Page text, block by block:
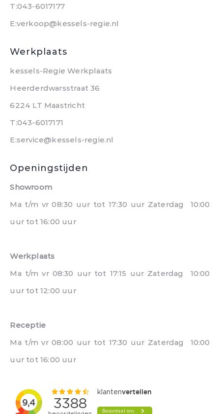
T:043-6017177
E:verkoop@kessels-regie.nl
Werkplaats
kessels-Regie Werkplaats
Heerderdwarsstraat 36
6224 LT Maastricht
T:043-6017171
E:service@kessels-regie.nl
Openingstijden
Showroom
Ma t/m vr 08:30 uur tot 17:30 uur Zaterdag 10:00
uur tot 16:00 uur
Werkplaats
Ma t/m vr 08:30 uur tot 17:15 uur Zaterdag 10:00
uur tot 12:00 uur
Receptie
Ma t/m vr 08:00 uur tot 17:30 uur Zaterdag 10:00
uur tot 16:00 uur